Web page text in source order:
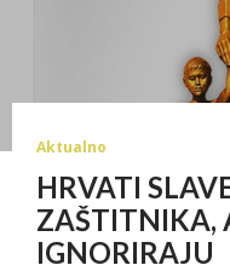
Aktualno
HRVATI
ZAŠTITNIKA,
IGNORIRAJU